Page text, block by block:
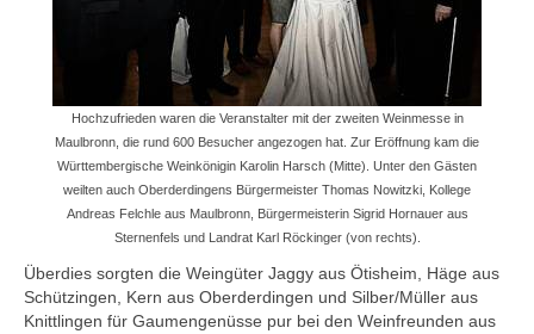
Hochzufrieden waren die Veranstalter mit der zweiten Weinmesse in
Maulbronn, die rund 600 Besucher angezogen hat. Zur Eröffnung kam die
Württembergische Weinkönigin Karolin Harsch (Mitte). Unter den Gästen
weilten auch Oberderdingens Bürgermeister Thomas Nowitzki, Kollege
Andreas Felchle aus Maulbronn, Bürgermeisterin Sigrid Hornauer aus
Sternenfels und Landrat Karl Röckinger (von rechts).
Überdies sorgten die Weingüter Jaggy aus Ötisheim, Häge aus
Schützingen, Kern aus Oberderdingen und Silber/Müller aus
Knittlingen für Gaumengenüsse pur bei den Weinfreunden aus